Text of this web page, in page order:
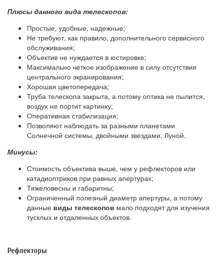
Плюсы данного вида телескопов:
Простые, удобные, надежные;
Не требуют, как правило, дополнительного сервисного
обслуживания;
Объектив не нуждается в юстировке;
Максимально четкое изображение в силу отсутствия
центрального экранирования;
Хорошая цветопередача;
Труба телескопа закрыта, а потому оптика не пылится,
воздух не портит картинку;
Оперативная стабилизация;
Позволяют наблюдать за разными планетами
Солнечной системы, двойными звездами, Луной.
Минусы:
Стоимость объектива выше, чем у рефлекторов или
катадиоптриков при равных апертурах;
Тяжеловесны и габаритны;
Ограниченный полезный диаметр апертуры, а потому
данные виды телескопов мало подходят для изучения
тусклых и отдаленных объектов.
Рефлекторы